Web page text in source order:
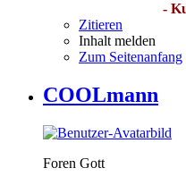
-
Zitieren
Inhalt melden
Zum Seitenanfang
COOLmann
Foren Gott